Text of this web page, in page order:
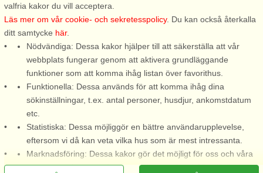
I norra Värmland med högt
skogen som närmaste granne
ligger denna trevliga stuga.
Här kan ni äta era måltider i
från 6.025 SEK
valfria kakor du vill acceptera.
Läs mer om vår cookie- och sekretesspolicy. Du kan också återkalla
ditt samtycke här.
Nödvändiga: Dessa kakor hjälper till att säkerställa att vår
webbplats fungerar genom att aktivera grundläggande
funktioner som att komma ihåg listan över favorithus.
Funktionella: Dessa används för att komma ihåg dina
sökinställningar, t.ex. antal personer, husdjur, ankomstdatum
etc.
Statistiska: Dessa möjliggör en bättre användarupplevelse,
eftersom vi då kan veta vilka hus som är mest intressanta.
Marknadsföring: Dessa kakor gör det möjligt för oss och våra
partners att leverera det mest relevanta innehållet till dig.